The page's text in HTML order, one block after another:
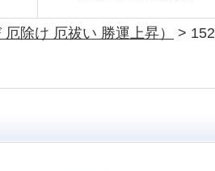
除け 厄祓い 勝運上昇） > 152